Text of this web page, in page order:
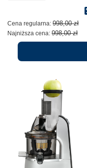
Cena regularna: 998,00 zł
Najniższa cena: 998,00 zł